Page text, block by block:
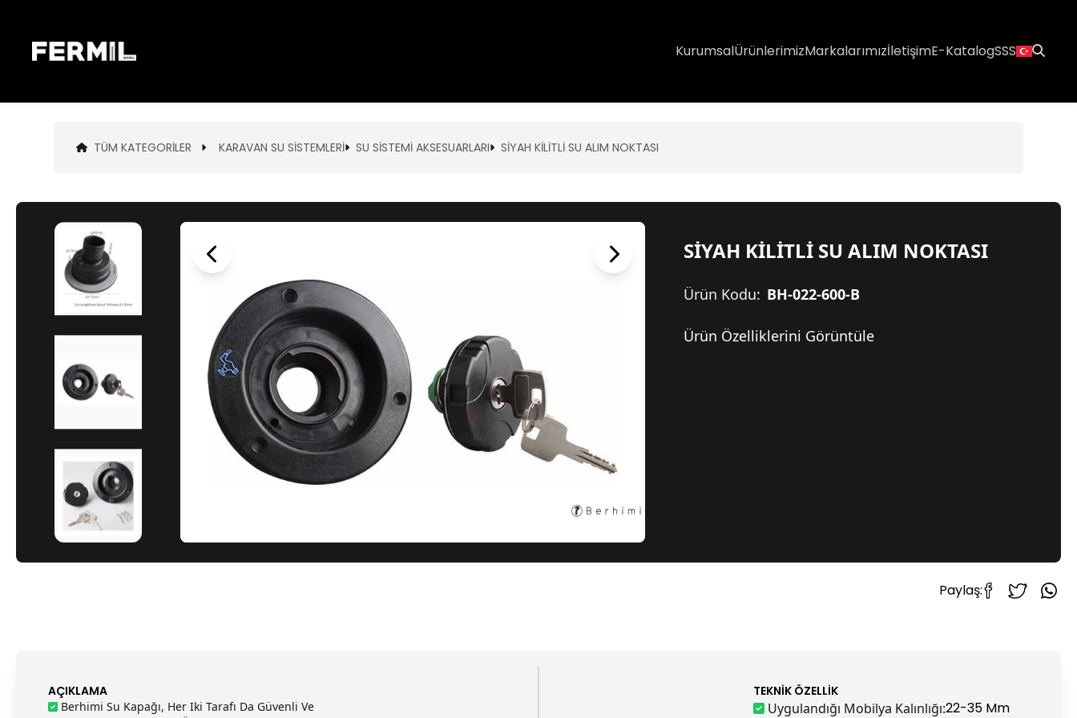
KurumsalÜrünlerimizMarkalarımızİletişimE-KatalogSSS
TÜM KATEGORILER KARAVAN SU SİSTEMLERİ SU SİSTEMİ AKSESUARLARI SİYAH KİLİTLİ SU ALIM NOKTASI
SİYAH KİLİTLİ SU ALIM NOKTASI
Ürün Kodu: BH-022-600-B
Ürün Özelliklerini Görüntüle
Paylaş:
AÇIKLAMA
Berhimi Su Kapağı, Her Iki Tarafı Da Güvenli Ve
TEKNIK ÖZELLIK
Uygulandığı Mobilya Kalınlığı:22-35 Mm